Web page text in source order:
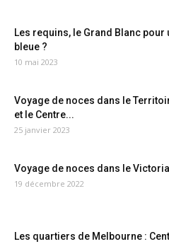
Les requins, le Grand Blanc pour
bleue ?
10 mai 2023
Voyage de noces dans le
et le Centre...
25 janvier 2023
Voyage de noces dans le Victoria
19 décembre 2022
Les quartiers de Melbourne :